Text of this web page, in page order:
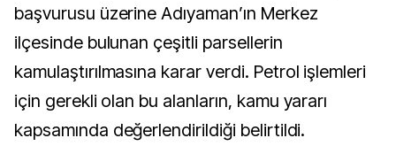
başvurusu üzerine Adıyaman’ın Merkez
ilçesinde bulunan çeşitli parsellerin
kamulaştırılmasına karar verdi. Petrol işlemleri
için gerekli olan bu alanların, kamu yararı
kapsamında değerlendirildiği belirtildi.